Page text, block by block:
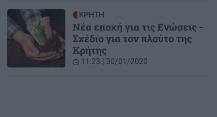
ΚΡΗΤΗ
Νέα εποχή για τις Ενώσεις -
Σχέδιο για τον πλούτο της
Κρήτης
11:23 | 30/01/2020